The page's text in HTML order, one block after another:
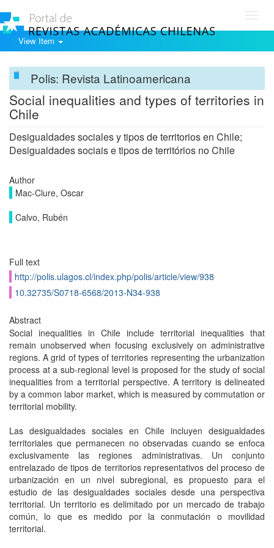
View Item
Polis: Revista Latinoamericana
Social inequalities and types of territories in
Chile
Desigualdades sociales y tipos de territorios en Chile;
Desigualdades sociais e tipos de territórios no Chile
Author
Mac-Clure, Oscar
Calvo, Rubén
Full text
http://polis.ulagos.cl/index.php/polis/article/view/938
10.32735/S0718-6568/2013-N34-938
Abstract
Social inequalities in Chile include territorial inequalities that
remain unobserved when focusing exclusively on administrative
regions. A grid of types of territories representing the urbanization
process at a sub-regional level is proposed for the study of social
inequalities from a territorial perspective. A territory is delineated
by a common labor market, which is measured by commutation or
territorial mobility.
Las desigualdades sociales en Chile incluyen desigualdades
territoriales que permanecen no observadas cuando se enfoca
exclusivamente las regiones administrativas. Un conjunto
entrelazado de tipos de territorios representativos del proceso de
urbanización en un nivel subregional, es propuesto para el
estudio de las desigualdades sociales desde una perspectiva
territorial. Un territorio es delimitado por un mercado de trabajo
común, lo que es medido por la conmutación o movilidad
territorial.